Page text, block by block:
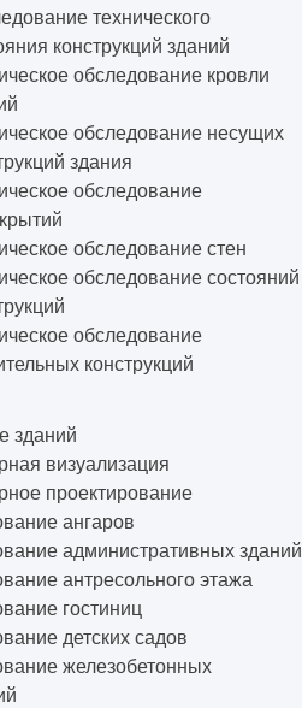
технического
конструкций зданий
обследование кровли
обследование несущих
здания
обследование
обследование стен
обследование состояний
обследование
конструкций
зданий
визуализация
проектирование
ангаров
административных зданий
антресольного этажа
гостиниц
детских садов
железобетонных